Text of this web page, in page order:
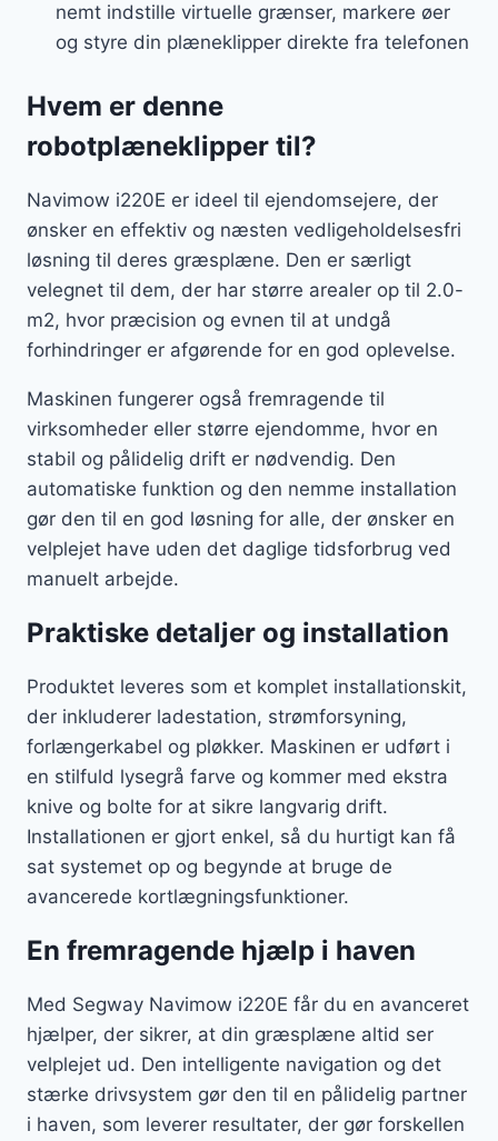
nemt indstille virtuelle grænser, markere øer
og styre din plæneklipper direkte fra telefonen
Hvem er denne
robotplæneklipper til?
Navimow i220E er ideel til ejendomsejere, der
ønsker en effektiv og næsten vedligeholdelsesfri
løsning til deres græsplæne. Den er særligt
velegnet til dem, der har større arealer op til 2.0-
m2, hvor præcision og evnen til at undgå
forhindringer er afgørende for en god oplevelse.
Maskinen fungerer også fremragende til
virksomheder eller større ejendomme, hvor en
stabil og pålidelig drift er nødvendig. Den
automatiske funktion og den nemme installation
gør den til en god løsning for alle, der ønsker en
velplejet have uden det daglige tidsforbrug ved
manuelt arbejde.
Praktiske detaljer og installation
Produktet leveres som et komplet installationskit,
der inkluderer ladestation, strømforsyning,
forlængerkabel og pløkker. Maskinen er udført i
en stilfuld lysegrå farve og kommer med ekstra
knive og bolte for at sikre langvarig drift.
Installationen er gjort enkel, så du hurtigt kan få
sat systemet op og begynde at bruge de
avancerede kortlægningsfunktioner.
En fremragende hjælp i haven
Med Segway Navimow i220E får du en avanceret
hjælper, der sikrer, at din græsplæne altid ser
velplejet ud. Den intelligente navigation og det
stærke drivsystem gør den til en pålidelig partner
i haven, som leverer resultater, der gør forskellen